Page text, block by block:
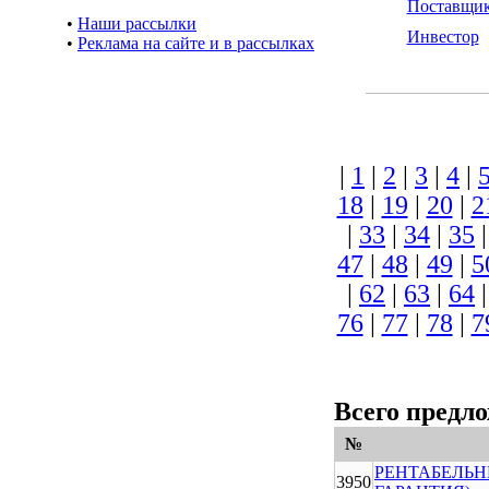
• Наши рассылки
• Реклама на сайте и в рассылках
Инвестор
| 1 | 2 | 3 | 4 |
18 | 19 | 20 |
| 33 | 34 | 35
47| 48 | 49 |
| 62 | 63 | 64
76| 77| 78 |
Всего
№
3950